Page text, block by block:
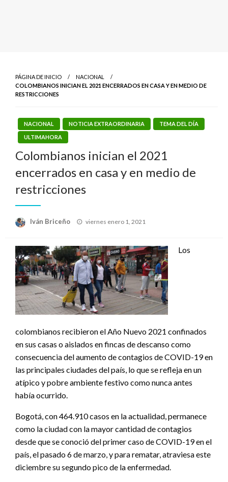
PÁGINA DE INICIO
NACIONAL
COLOMBIANOS INICIAN EL 2021 ENCERRADOS EN CASA Y EN MEDIO DE
RESTRICCIONES
NACIONAL NOTICIA EXTRAORDINARIA
TEMA DEL DÍA
ULTIMAHORA
Colombianos inician el 2021
encerrados en casa y en medio de
restricciones
Iván Briceño
Publicado
viernes enero 1, 2021
Los
colombianos recibieron el Año Nuevo 2021 confinados
en sus casas o aislados en fincas de descanso como
consecuencia del aumento de contagios de COVID-19 en
las principales ciudades del país, lo que se refleja en un
atípico y pobre ambiente festivo como nunca antes
había ocurrido.
Bogotá, con 464.910 casos en la actualidad, permanece
como la ciudad con la mayor cantidad de contagios
desde que se conoció del primer caso de COVID-19 en el
país, el pasado 6 de marzo, y para rematar, atraviesa este
diciembre su segundo pico de la enfermedad.